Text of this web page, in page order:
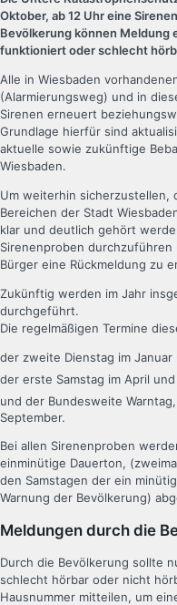
Oktober, ab 12 Uhr eine
Bevölkerung können Meldung
funktioniert oder schlecht
Alle in Wiesbaden
(Alarmierungsweg) und in
Sirenen erneuert
Grundlage hierfür sind
aktuelle sowie zukünftige
Wiesbaden.
Um weiterhin sicherzustellen,
Bereichen der Stadt
klar und deutlich gehört
Sirenenproben
Bürger eine Rückmeldung zu
Zukünftig werden im Jahr
durchgeführt.
Die regelmäßigen Termine
der zweite Dienstag im Januar
der erste Samstag im April
und der Bundesweite
September.
Bei allen Sirenenproben
einminütige Dauerton,
den Samstagen der ein
Warnung der Bevölkerung)
Meldungen durch die
Durch die Bevölkerung sollte
schlecht hörbar oder nicht
Hausnummer mitteilen, um